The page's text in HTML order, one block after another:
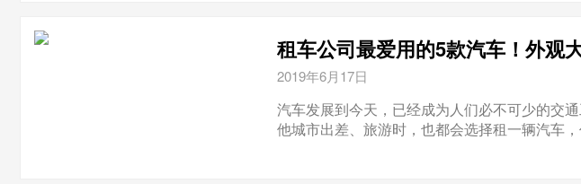
租车公司最爱用的5款汽车！外观
2019年6月17日
汽车发展到今天，已经成为人们必不可少的交
他城市出差、旅游时，也都会选择租一辆汽车